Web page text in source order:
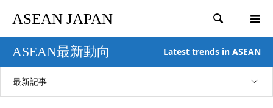
ASEAN JAPAN 
ASEAN最新動向 Latest trends in ASEAN
最新記事